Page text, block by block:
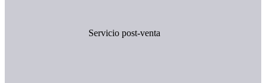
Servicio post-venta